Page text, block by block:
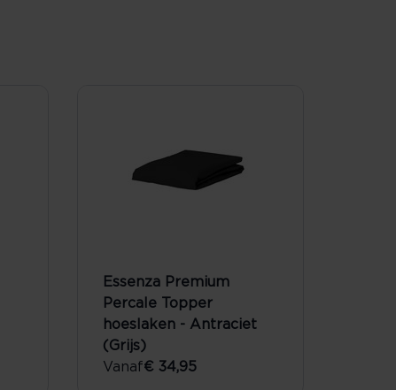
Essenza Premium
Percale Topper
hoeslaken - Antraciet
(Grijs)
Vanaf€ 34,95